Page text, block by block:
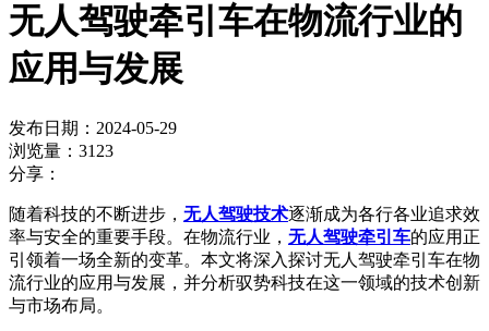
无人驾驶牵引车在物流行业的
应用与发展
发布日期：2024-05-29
浏览量：3123
分享：
随着科技的不断进步， 无人驾驶技术逐渐成为各行各业追求效
率与安全的重要手段。在物流行业， 无人驾驶牵引车的应用正
引领着一场全新的变革。本文将深入探讨无人驾驶牵引车在物
流行业的应用与发展，并分析驭势科技在这一领域的技术创新
与市场布局。